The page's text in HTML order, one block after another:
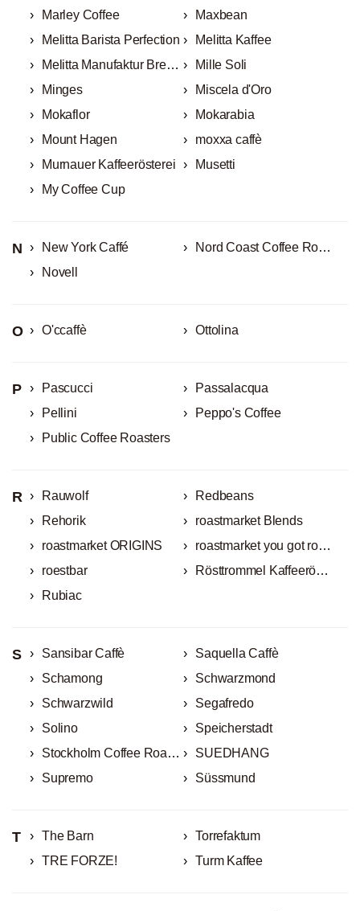
Marley Coffee
Maxbean
Melitta Barista Perfection
Melitta Kaffee
Melitta Manufaktur Bremen
Mille Soli
Minges
Miscela d'Oro
Mokaflor
Mokarabia
Mount Hagen
moxxa caffè
Murnauer Kaffeerösterei
Musetti
My Coffee Cup
N New York Caffé
Nord Coast Coffee Roastery
Novell
O O'ccaffè Ottolina
P Pascucci
Passalacqua
Pellini
Peppo's Coffee
Public Coffee Roasters
R Rauwolf
Redbeans
Rehorik
roastmarket Blends
roastmarket ORIGINS
roastmarket you got roasted
roestbar
Rösttrommel Kaffeerösterei
Rubiac
S Sansibar Caffè
Saquella Caffè
Schamong
Schwarzmond
Schwarzwild
Segafredo
Solino
Speicherstadt
Stockholm Coffee Roasters
SUEDHANG
Supremo
Süssmund
T The Barn
Torrefaktum
TRE FORZE!
Turm Kaffee